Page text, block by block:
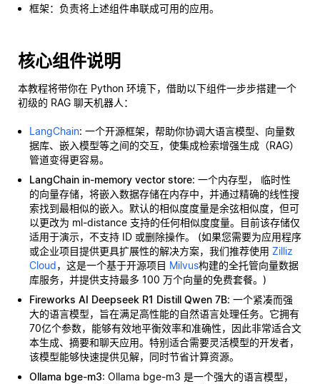
框架：负责将上述组件串联成可用的应用。
核心组件说明
本教程将带你在 Python 环境下，借助以下组件一步步搭建一个
初级的 RAG 聊天机器人：
LangChain: 一个开源框架，帮助你协调大语言模型、向量数
据库、嵌入模型等之间的交互，使集成检索增强生成（RAG）
管道变得更容易。
LangChain in-memory vector store: 一个内存型， 临时性
的向量存储，将嵌入数据存储在内存中，并通过精确的线性搜
索找到最相似的嵌入。默认的相似度度量是余弦相似度，但可
以更改为 ml-distance 支持的任何相似度度量。目前该存储仅
适用于演示，不支持 ID 或删除操作。 (如果您需要为应用程序
或企业项目提供更具扩展性的解决方案，我们推荐使用 Zilliz
Cloud，这是一个基于开源项目 Milvus构建的全托管向量数据
库服务，并提供支持最多 100 万个向量的免费套餐。)
Fireworks AI Deepseek R1 Distill Qwen 7B: 一个紧凑而强
大的语言模型，旨在满足高性能的自然语言处理任务。它拥有
70亿个参数，能够有效地平衡效率和准确性，因此非常适合文
本生成、摘要和聊天应用。特别适合需要灵活模型的开发者，
该模型能够快速提供见解，同时节省计算资源。
Ollama bge-m3: Ollama bge-m3 是一个强大的语言模型，